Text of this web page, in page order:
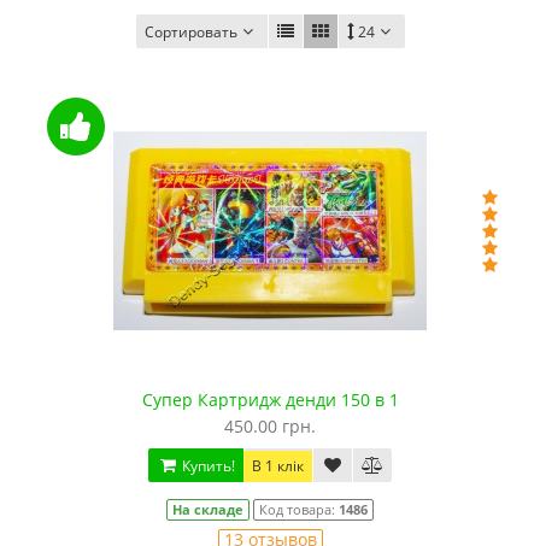
Сортировать 24
Супер Картридж денди 150 в 1
450.00 грн.
Купить! В 1 клік
На складе Код товара: 1486
13 отзывов